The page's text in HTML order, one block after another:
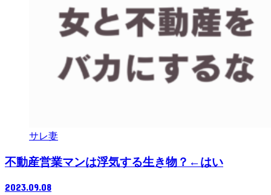
サレ妻
不動産営業マンは浮気する生き物？←はい
2023.09.08